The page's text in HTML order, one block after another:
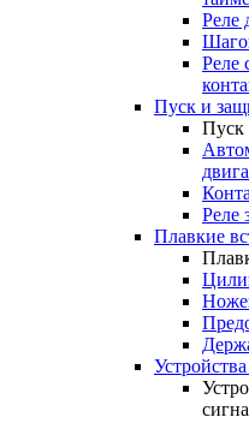
Реле
Реле
Пуск и
Пуск
Реле
Плавкие